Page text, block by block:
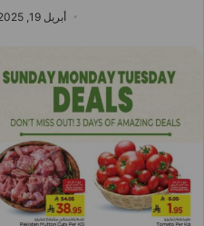
أبريل 19, 2025